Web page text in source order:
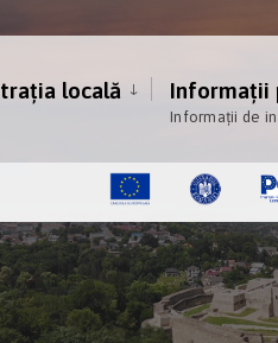
locală Informații
Informații de